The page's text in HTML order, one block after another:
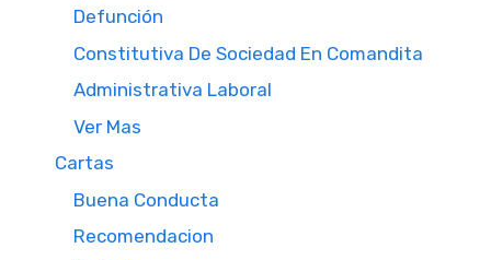
Defunción
Constitutiva De Sociedad En Comandita
Administrativa Laboral
Ver Mas
Cartas
Buena Conducta
Recomendacion